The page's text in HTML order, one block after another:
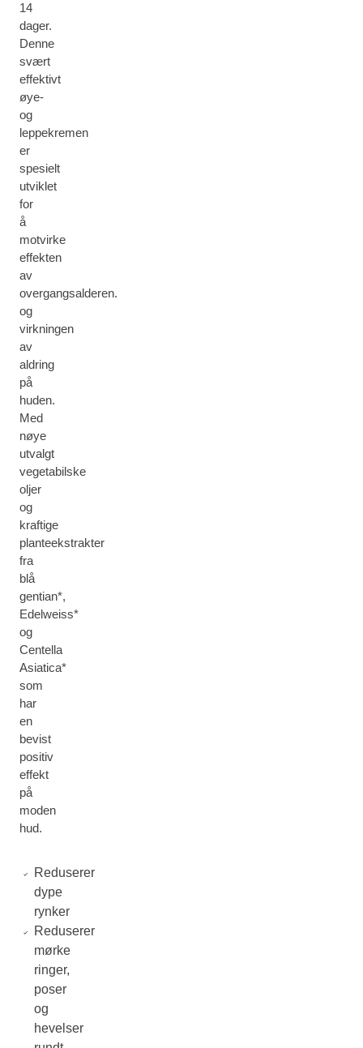
14
dager.
Denne
svært
effektivt
øye-
og
leppekremen
er
spesielt
utviklet
for
å
motvirke
effekten
av
overgangsalderen.
og
virkningen
av
aldring
på
huden.
Med
nøye
utvalgt
vegetabilske
oljer
og
kraftige
planteekstrakter
fra
blå
gentian*,
Edelweiss*
og
Centella
Asiatica*
som
har
en
bevist
positiv
effekt
på
moden
hud.
Reduserer
dype
rynker
Reduserer
mørke
ringer,
poser
og
hevelser